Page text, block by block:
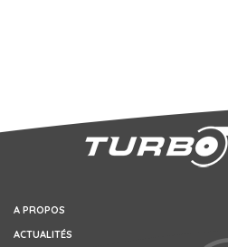
A PROPOS
ACTUALITÉS